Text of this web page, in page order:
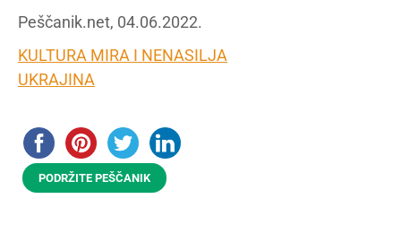
Peščanik.net, 04.06.2022.
KULTURA MIRA I NENASILJA
UKRAJINA
PODRŽITE PEŠČANIK